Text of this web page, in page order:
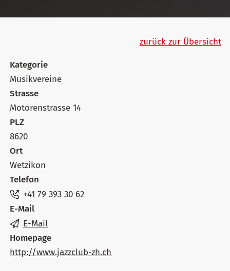
zurück zur Übersicht
Kategorie
Musikvereine
Strasse
Motorenstrasse 14
PLZ
8620
Ort
Wetzikon
Telefon
+41 79 393 30 62
E-Mail
E-Mail
Homepage
http://www.jazzclub-zh.ch